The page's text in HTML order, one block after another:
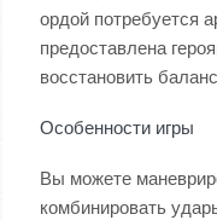
ордой потребуется
предоставлена
восстановить
Особенности игры
Вы можете
комбинировать